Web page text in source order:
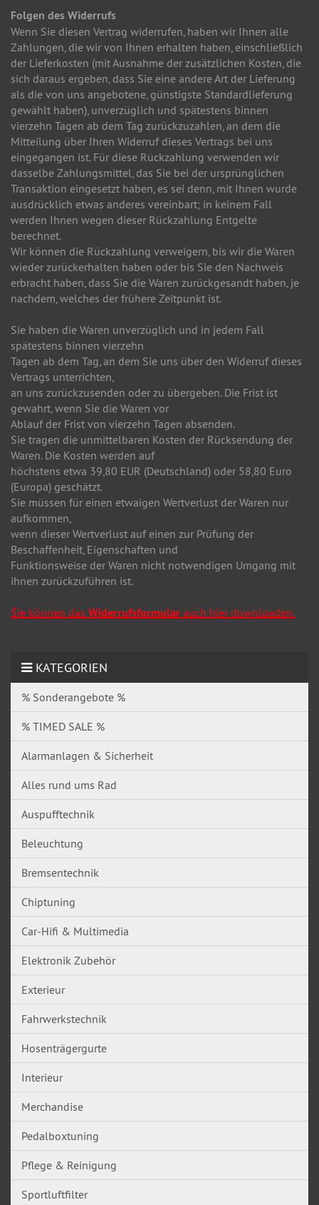
Folgen des Widerrufs
Wenn Sie diesen Vertrag widerrufen, haben wir Ihnen alle
Zahlungen, die wir von Ihnen erhalten haben, einschließlich
der Lieferkosten (mit Ausnahme der zusätzlichen Kosten, die
sich daraus ergeben, dass Sie eine andere Art der Lieferung
als die von uns angebotene, günstigste Standardlieferung
gewählt haben), unverzüglich und spätestens binnen
vierzehn Tagen ab dem Tag zurückzuzahlen, an dem die
Mitteilung über Ihren Widerruf dieses Vertrags bei uns
eingegangen ist. Für diese Rückzahlung verwenden wir
dasselbe Zahlungsmittel, das Sie bei der ursprünglichen
Transaktion eingesetzt haben, es sei denn, mit Ihnen wurde
ausdrücklich etwas anderes vereinbart; in keinem Fall
werden Ihnen wegen dieser Rückzahlung Entgelte
berechnet.
Wir können die Rückzahlung verweigern, bis wir die Waren
wieder zurückerhalten haben oder bis Sie den Nachweis
erbracht haben, dass Sie die Waren zurückgesandt haben, je
nachdem, welches der frühere Zeitpunkt ist.
Sie haben die Waren unverzüglich und in jedem Fall
spätestens binnen vierzehn
Tagen ab dem Tag, an dem Sie uns über den Widerruf dieses
Vertrags unterrichten,
an uns zurückzusenden oder zu übergeben. Die Frist ist
gewahrt, wenn Sie die Waren vor
Ablauf der Frist von vierzehn Tagen absenden.
Sie tragen die unmittelbaren Kosten der Rücksendung der
Waren. Die Kosten werden auf
höchstens etwa 39,80 EUR (Deutschland) oder 58,80 Euro
(Europa) geschätzt.
Sie müssen für einen etwaigen Wertverlust der Waren nur
aufkommen,
wenn dieser Wertverlust auf einen zur Prüfung der
Beschaffenheit, Eigenschaften und
Funktionsweise der Waren nicht notwendigen Umgang mit
ihnen zurückzuführen ist.
Sie können das Widerrufsformular auch hier downloaden.
KATEGORIEN
% Sonderangebote %
% TIMED SALE %
Alarmanlagen & Sicherheit
Alles rund ums Rad
Auspufftechnik
Beleuchtung
Bremsentechnik
Chiptuning
Car-Hifi & Multimedia
Elektronik Zubehör
Exterieur
Fahrwerkstechnik
Hosenträgergurte
Interieur
Merchandise
Pedalboxtuning
Pflege & Reinigung
Sportluftfilter